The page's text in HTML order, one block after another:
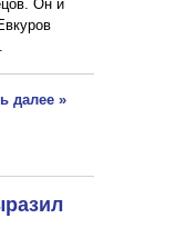
Он и
далее »